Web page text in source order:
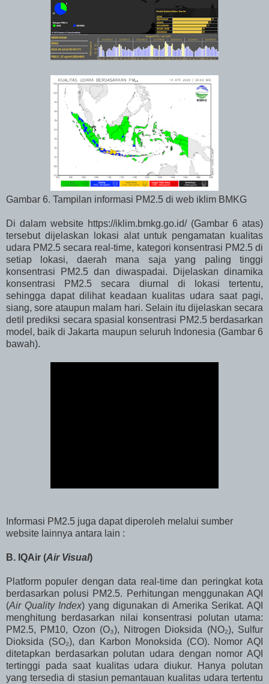
Gambar 6. Tampilan informasi PM2.5 di web iklim BMKG
Di dalam website https://iklim.bmkg.go.id/ (Gambar 6 atas)
tersebut dijelaskan lokasi alat untuk pengamatan kualitas
udara PM2.5 secara real-time, kategori konsentrasi PM2.5 di
setiap lokasi, daerah mana saja yang paling tinggi
konsentrasi PM2.5 dan diwaspadai. Dijelaskan dinamika
konsentrasi PM2.5 secara diurnal di lokasi tertentu,
sehingga dapat dilihat keadaan kualitas udara saat pagi,
siang, sore ataupun malam hari. Selain itu dijelaskan secara
detil prediksi secara spasial konsentrasi PM2.5 berdasarkan
model, baik di Jakarta maupun seluruh Indonesia (Gambar 6
bawah).
Informasi PM2.5 juga dapat diperoleh melalui sumber
website lainnya antara lain :
B. IQAir (Air Visual)
Platform populer dengan data real-time dan peringkat kota
berdasarkan polusi PM2.5. Perhitungan menggunakan AQI
(Air Quality Index) yang digunakan di Amerika Serikat. AQI
menghitung berdasarkan nilai konsentrasi polutan utama:
PM2.5, PM10, Ozon (O₃), Nitrogen Dioksida (NO₂), Sulfur
Dioksida (SO₂), dan Karbon Monoksida (CO). Nomor AQI
ditetapkan berdasarkan polutan udara dengan nomor AQI
tertinggi pada saat kualitas udara diukur. Hanya polutan
yang tersedia di stasiun pemantauan kualitas udara tertentu